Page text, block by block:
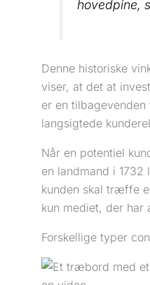
hovedpine,
Denne historiske
viser, at det at
er en
langsigtede
Når en potentiel
en landmand i
kunden skal træffe
kun mediet, der
Forskellige typer